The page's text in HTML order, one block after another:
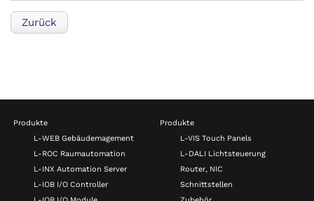
Zurück
Produkte
L-WEB Gebäudemagement
L-ROC Raumautomation
L-INX Automation Server
L-IOB I/O Controller
Produkte
L-VIS Touch Panels
L-DALI Lichtsteuerung
Router, NIC
Schnittstellen